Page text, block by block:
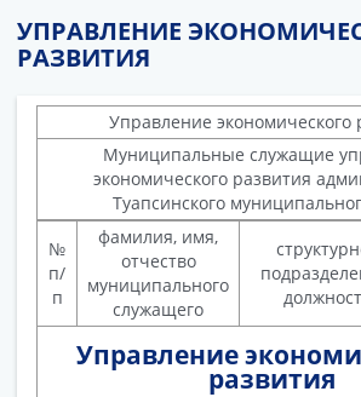
Муниципальные закупки
Государственный и
Муниципальное имущество
Публичные слушания и
Документы
УПРАВЛЕНИЕ
РАЗВИТИЯ
Управление экономического
Муниципальные служащие
экономического развития
Туапсинского
№
п/
п
фамилия, имя,
отчество
муниципального
служащего
Управление
развития